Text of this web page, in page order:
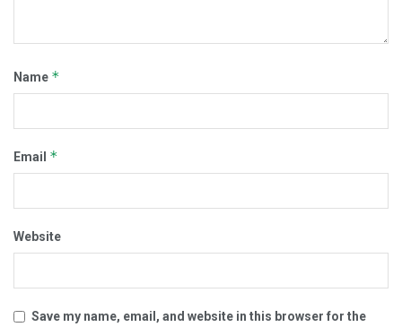
Name *
Email *
Website
Save my name, email, and website in this browser for the